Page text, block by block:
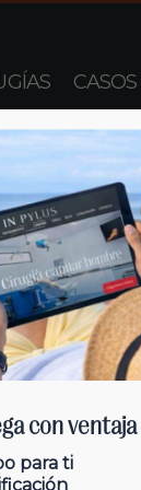
CASOS
con ventaja
para ti